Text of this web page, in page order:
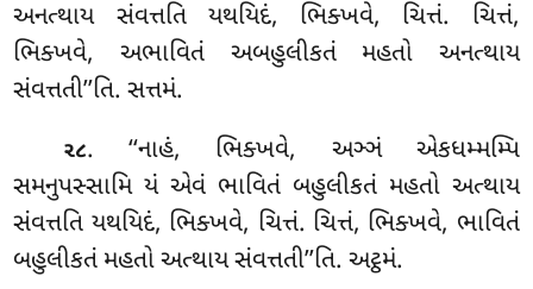
અનત્થાય સંવત્તતિ યથયિદં, ભિક્ખવે, ચિત્તં. ચિત્તં,
ભિક્ખવે, અભાવિતં અબહુલીકતં મહતો અનત્થાય
સંવત્તતી’’તિ. સત્તમં.
૨૮. ‘‘નાહં, ભિક્ખવે, અઞ્ઞં એકધમ્મમ્પિ
સમનુપસ્સામિ યં એવં ભાવિતં બહુલીકતં મહતો અત્થાય
સંવત્તતિ યથયિદં, ભિક્ખવે, ચિત્તં. ચિત્તં, ભિક્ખવે, ભાવિતં
બહુલીકતં મહતો અત્થાય સંવત્તતી’’તિ. અટ્ઠમં.